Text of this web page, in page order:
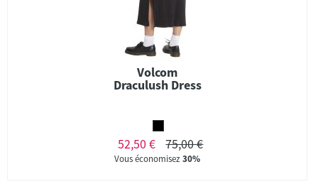
Volcom
Draculush Dress
52,50 € 75,00 €
Vous économisez30%